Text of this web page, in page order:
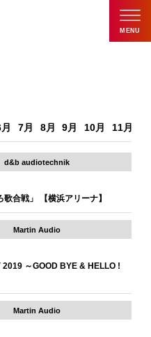
MENU
7月 8月 9月 10月 11月
d&b audiotechnik
合戦」 【横浜アリーナ】
Martin Audio
～GOOD BYE & HELLO !
Martin Audio